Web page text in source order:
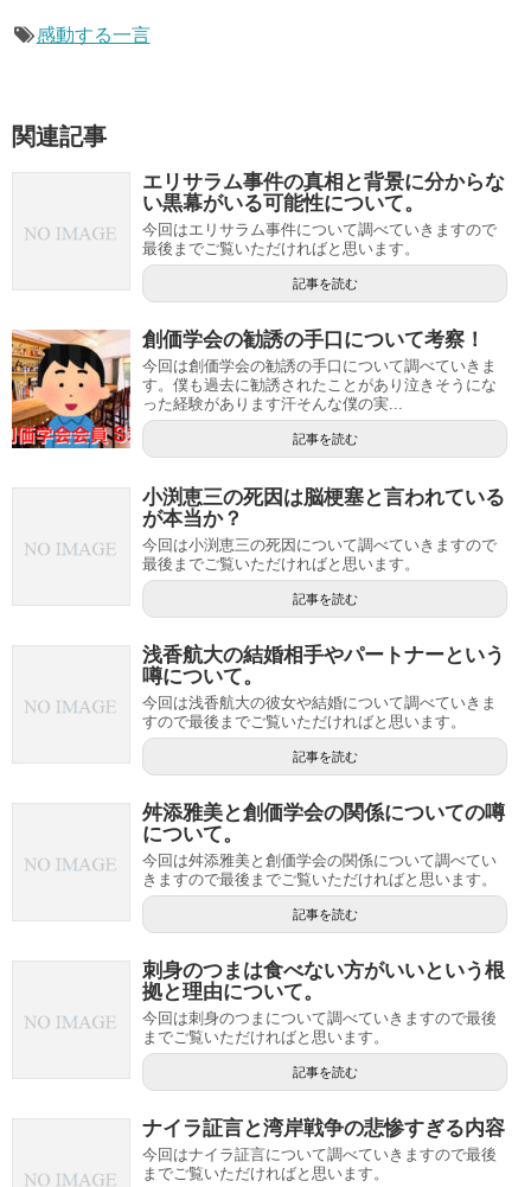
感動する一言
関連記事
エリサラム事件の真相と背景に分からな
い黒幕がいる可能性について。
今回はエリサラム事件について調べていきますので
最後までご覧いただければと思います。
記事を読む
創価学会の勧誘の手口について考察！
今回は創価学会の勧誘の手口について調べていきま
す。僕も過去に勧誘されたことがあり泣きそうにな
った経験があります汗そんな僕の実...
記事を読む
小渕恵三の死因は脳梗塞と言われている
が本当か？
今回は小渕恵三の死因について調べていきますので
最後までご覧いただければと思います。
記事を読む
浅香航大の結婚相手やパートナーという
噂について。
今回は浅香航大の彼女や結婚について調べていきま
すので最後までご覧いただければと思います。
記事を読む
舛添雅美と創価学会の関係についての噂
について。
今回は舛添雅美と創価学会の関係について調べてい
きますので最後までご覧いただければと思います。
記事を読む
刺身のつまは食べない方がいいという根
拠と理由について。
今回は刺身のつまについて調べていきますので最後
までご覧いただければと思います。
記事を読む
ナイラ証言と湾岸戦争の悲惨すぎる内容
今回はナイラ証言について調べていきますので最後
までご覧いただければと思います。